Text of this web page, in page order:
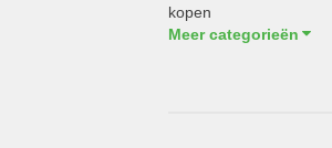
kopen
Meer categorieën